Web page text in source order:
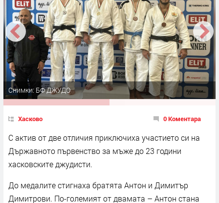
Снимки: БФ ДЖУДО
Хасково 0 Коментара
С актив от две отличия приключиха участието си на
Държавното първенство за мъже до 23 години
хасковските джудисти.
До медалите стигнаха братята Антон и Димитър
Димитрови. По-големият от двамата – Антон стана